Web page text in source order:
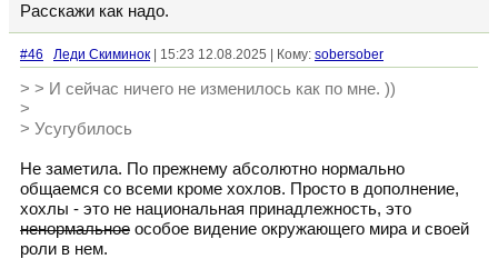
Расскажи как надо.
#46 Леди Скиминок | 15:23 12.08.2025 | Кому: sobersober
> > И сейчас ничего не изменилось как по мне. ))
>
> Усугубилось
Не заметила. По прежнему абсолютно нормально
общаемся со всеми кроме хохлов. Просто в дополнение,
хохлы - это не национальная принадлежность, это
ненормальное особое видение окружающего мира и своей
роли в нем.